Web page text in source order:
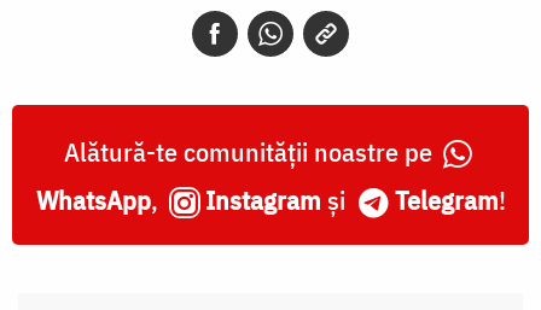
Alătură-te comunității noastre pe
WhatsApp, Instagram și Telegram!